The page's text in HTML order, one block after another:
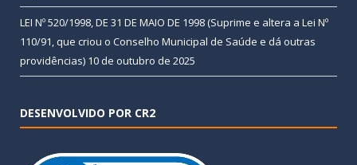
LEI Nº 520/1998, DE 31 DE MAIO DE 1998 (Suprime e altera a Lei Nº
110/91, que criou o Conselho Municipal de Saúde e dá outras
providências) 10 de outubro de 2025
DESENVOLVIDO POR CR2